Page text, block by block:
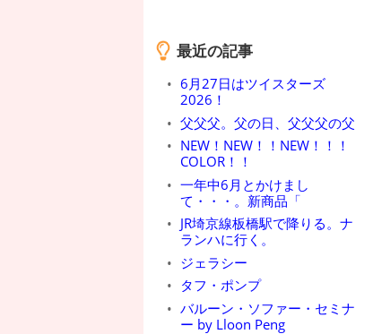
最近の記事
6月27日はツイスターズ
2026！
父父父。父の日、父父父の父
NEW！NEW！！NEW！！！
COLOR！！
一年中6月とかけまし
て・・・。新商品「
JR埼京線板橋駅で降りる。ナ
ランハに行く。
ジェラシー
タフ・ポンプ
バルーン・ソファー・セミナ
ー by Lloon Peng